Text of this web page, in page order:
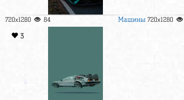
720x1280 84 Машины 720x1280
3